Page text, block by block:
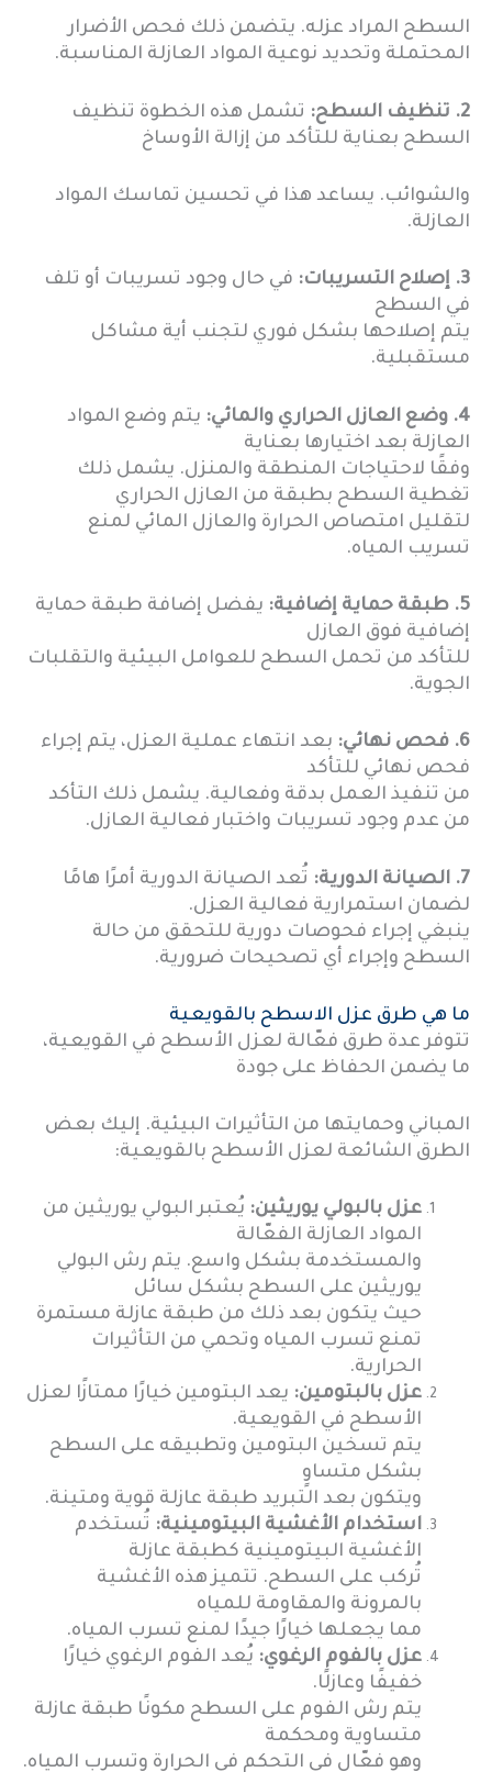
السطح المراد عزله. يتضمن ذلك فحص الأضرار
المحتملة وتحديد نوعية المواد العازلة المناسبة.
2. تنظيف السطح:
تشمل هذه الخطوة تنظيف
السطح بعناية للتأكد من إزالة الأوساخ
والشوائب. يساعد هذا في تحسين تماسك المواد
العازلة.
3. إصلاح التسريبات:
في حال وجود تسريبات أو تلف
في السطح
يتم إصلاحها بشكل فوري لتجنب أية مشاكل
مستقبلية.
4. وضع العازل الحراري والمائي:
يتم وضع المواد
العازلة بعد اختيارها بعناية
وفقًا لاحتياجات المنطقة والمنزل. يشمل ذلك
تغطية السطح بطبقة من العازل الحراري
لتقليل امتصاص الحرارة والعازل المائي لمنع
تسريب المياه.
5. طبقة حماية إضافية:
يفضل إضافة طبقة حماية
إضافية فوق العازل
للتأكد من تحمل السطح للعوامل البيئية والتقلبات
الجوية.
6. فحص نهائي:
بعد انتهاء عملية العزل، يتم إجراء
فحص نهائي للتأكد
من تنفيذ العمل بدقة وفعالية. يشمل ذلك التأكد
من عدم وجود تسريبات واختبار فعالية العازل.
7. الصيانة الدورية:
تُعد الصيانة الدورية أمرًا هامًا
لضمان استمرارية فعالية العزل.
ينبغي إجراء فحوصات دورية للتحقق من حالة
السطح وإجراء أي تصحيحات ضرورية.
ما هي طرق عزل الاسطح بالقويعية
تتوفر عدة طرق فعّالة لعزل الأسطح في القويعية،
ما يضمن الحفاظ على جودة
المباني وحمايتها من التأثيرات البيئية. إليك بعض
الطرق الشائعة لعزل الأسطح بالقويعية:
عزل بالبولي يوريثين: يُعتبر البولي يوريثين من
المواد العازلة الفعّالة
والمستخدمة بشكل واسع. يتم رش البولي
يوريثين على السطح بشكل سائل
حيث يتكون بعد ذلك من طبقة عازلة مستمرة
تمنع تسرب المياه وتحمي من التأثيرات
الحرارية.
عزل بالبتومين: يعد البتومين خيارًا ممتازًا لعزل
الأسطح في القويعية.
يتم تسخين البتومين وتطبيقه على السطح
بشكل متساوٍ
ويتكون بعد التبريد طبقة عازلة قوية ومتينة.
استخدام الأغشية البيتومينية: تُستخدم
الأغشية البيتومينية كطبقة عازلة
تُركب على السطح. تتميز هذه الأغشية
بالمرونة والمقاومة للمياه
مما يجعلها خيارًا جيدًا لمنع تسرب المياه.
عزل بالفوم الرغوي: يُعد الفوم الرغوي خيارًا
خفيفًا وعازلًا.
يتم رش الفوم على السطح مكونًا طبقة عازلة
متساوية ومحكمة
وهو فعّال في التحكم في الحرارة وتسرب المياه.